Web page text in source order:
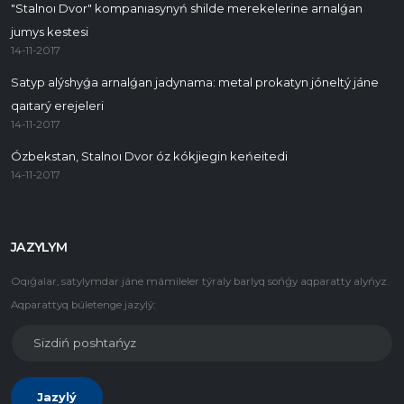
"Stalnoı Dvor" kompanıasynyń shilde merekelerine arnalǵan
jumys kestesi
14-11-2017
Satyp alýshyǵa arnalǵan jadynama: metal prokatyn jóneltý jáne
qaıtarý erejeleri
14-11-2017
Ózbekstan, Stalnoı Dvor óz kókjiegin keńeitedi
14-11-2017
JAZYLYM
Oqıǵalar, satylymdar jáne mámileler týraly barlyq sońǵy aqparatty alyńyz.
Aqparattyq búletenge jazylý:
Jazylý